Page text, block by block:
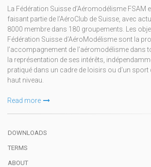
La Fédération Suisse d’Aéromodélisme FSAM
faisant partie de l’AéroClub de Suisse, avec
8000 membre dans 180 groupements. Les
Fédération Suisse d’AéroModélisme sont la
l’accompagnement de l’aéromodélisme dans
la représentation de ses intérêts,
pratiqué dans un cadre de loisirs ou d’un
haut niveau.
Read more
DOWNLOADS
TERMS
ABOUT